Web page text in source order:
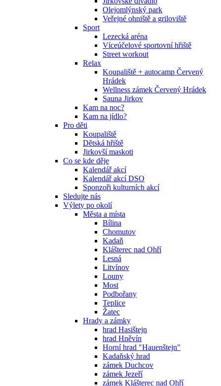
Olejomlýnský park
Veřejné ohniště a griloviště
Sport
Lezecká aréna
Víceúčelové sportovní hřiště
Street workout
Relax
Koupaliště + autocamp Červený
Hrádek
Wellness zámek Červený Hrádek
Sauna Jirkov
Kam na noc?
Kam na jídlo?
Pro děti
Koupaliště
Dětská hřiště
Jirkovší maskoti
Co se kde děje
Kalendář akcí
Kalendář akcí DSO
Sponzoři kulturních akcí
Sledujte nás
Výlety po okolí
Města a místa
Bílina
Chomutov
Kadaň
Klášterec nad Ohří
Lesná
Litvínov
Louny
Most
Podbořany
Teplice
Žatec
Hrady a zámky
hrad Hasištejn
hrad Hněvín
Horní hrad "Hauenštejn"
Kadaňský hrad
zámek Duchcov
zámek Jezeří
zámek Klášterec nad Ohří